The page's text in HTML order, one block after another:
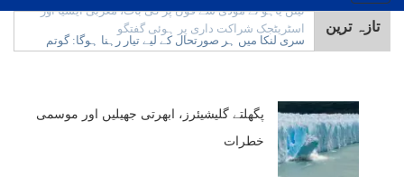
navigation
تازہ ترین
سری لنکا میں ہر صورتحال کے لیے تیار رہنا ہوگا: گوتم
گمبھیر
پگھلتے گلیشیئرز، ابھرتی جھیلیں اور موسمی
خطرات